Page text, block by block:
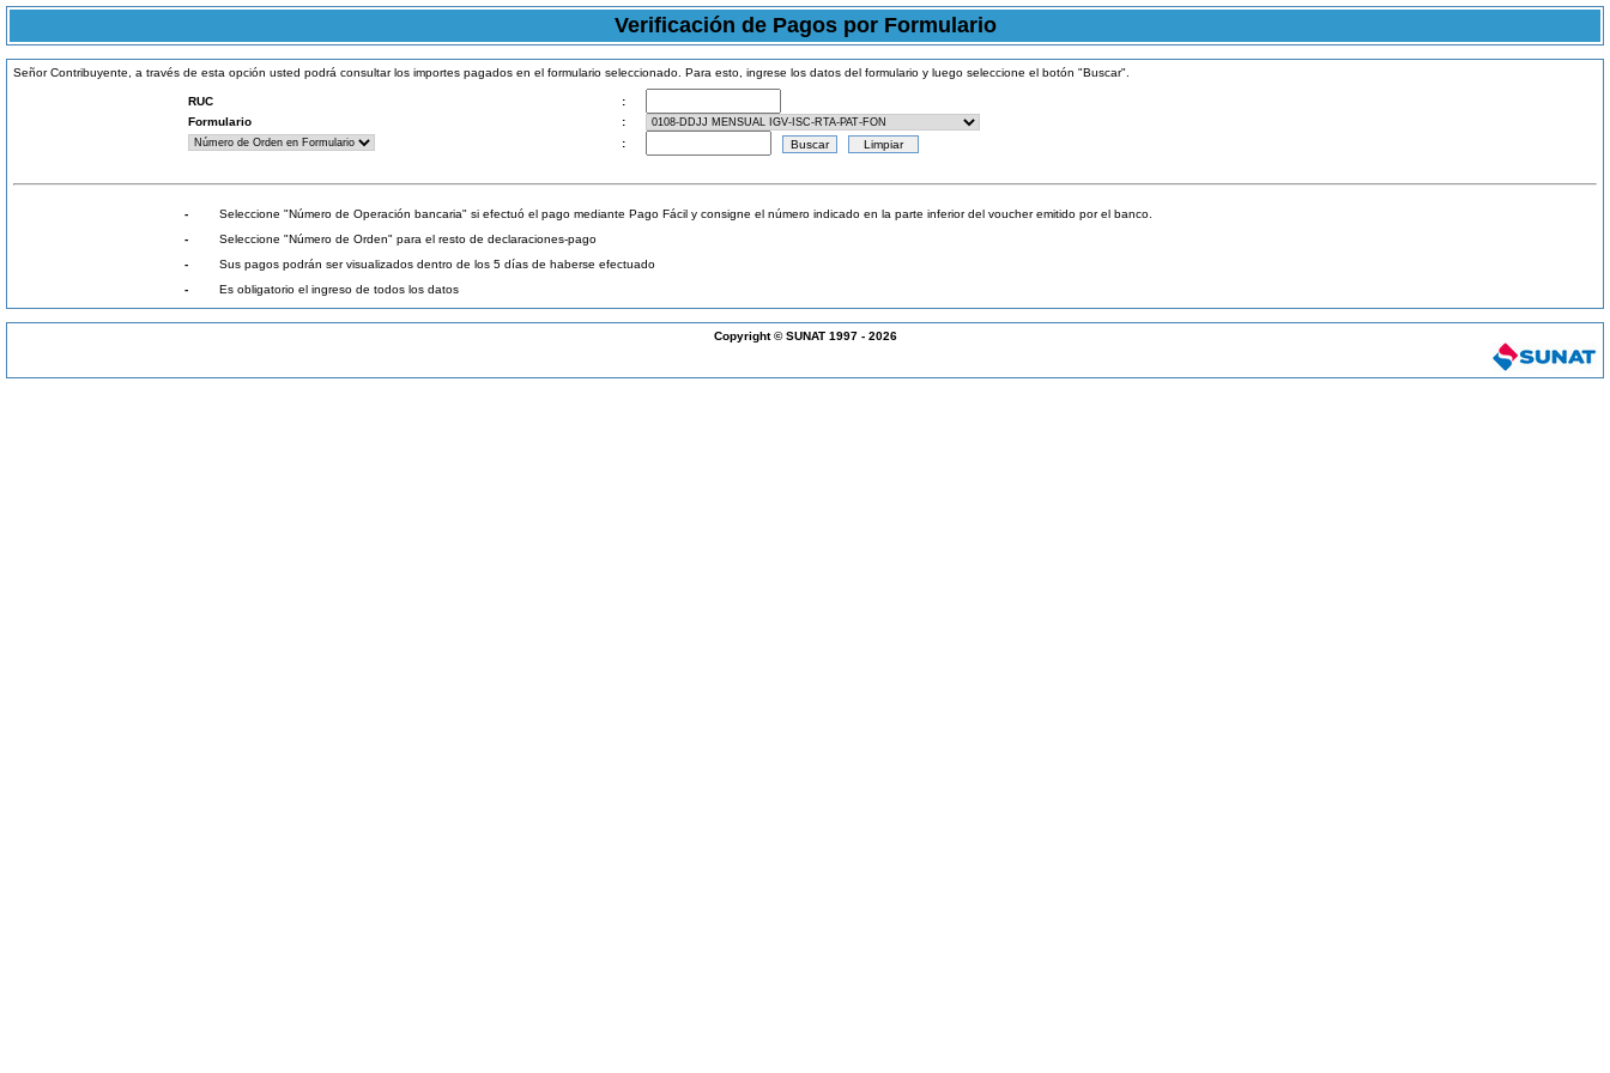
Verificación de Pagos por Formulario
Señor Contribuyente, a través de esta opción usted podrá consultar los importes pagados en el formulario seleccionado. Para esto, ingrese los datos del formulario y luego seleccione el botón "Buscar".
RUC
:
Formulario
:
:
-
Seleccione "Número de Operación bancaria" si efectuó el pago mediante Pago Fácil y consigne el número indicado en la parte inferior del voucher emitido por el banco.
-
Seleccione "Número de Orden" para el resto de declaraciones-pago
-
Sus pagos podrán ser visualizados dentro de los 5 días de haberse efectuado
-
Es obligatorio el ingreso de todos los datos
Copyright © SUNAT 1997 - 2026